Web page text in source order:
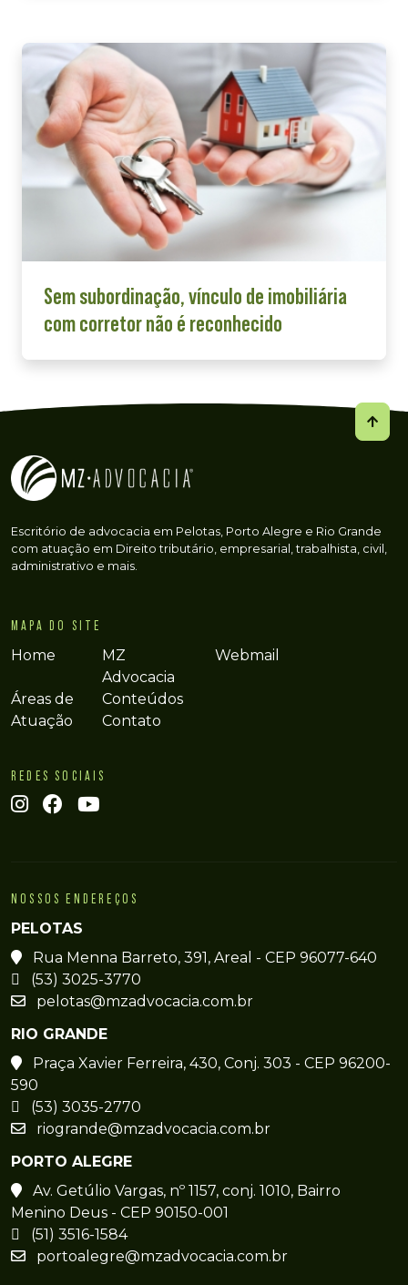
Sem subordinação, vínculo de imobiliária
com corretor não é reconhecido
Escritório de advocacia em Pelotas, Porto Alegre e Rio Grande
com atuação em Direito tributário, empresarial, trabalhista, civil,
administrativo e mais.
MAPA DO SITE
Home
MZ
Advocacia
Áreas de
Atuação
Conteúdos
Contato
Webmail
REDES SOCIAIS
NOSSOS ENDEREÇOS
PELOTAS
Rua Menna Barreto, 391, Areal - CEP 96077-640
(53) 3025-3770
pelotas@mzadvocacia.com.br
RIO GRANDE
Praça Xavier Ferreira, 430, Conj. 303 - CEP 96200-
590
(53) 3035-2770
riogrande@mzadvocacia.com.br
PORTO ALEGRE
Av. Getúlio Vargas, nº 1157, conj. 1010, Bairro
Menino Deus - CEP 90150-001
(51) 3516-1584
portoalegre@mzadvocacia.com.br